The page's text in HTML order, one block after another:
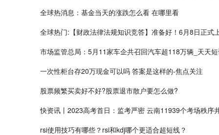
全球热消息：基金当天的涨跌怎么看 在哪里看
全球热门:【财政法律法规知识竞答】准备好！6月8日正式
市场监管总局：5月11家车企共召回汽车超118万辆_天天
一次性柜台存20万现金可以吗 答案是这样的-焦点关注
​股票频繁买卖好不好?股票退市散户要怎么做?
快资讯丨2023高考首日：监考严密 云南11939个考场秩序
rsi使用技巧有哪些？rsi和kdj哪个更适合超短线？